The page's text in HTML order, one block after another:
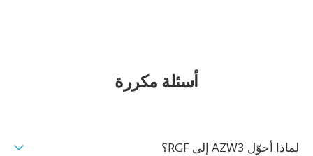
أسئلة مكررة
لماذا أحوّل AZW3 إلى RGF؟